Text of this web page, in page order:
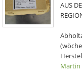
AUS
Martin